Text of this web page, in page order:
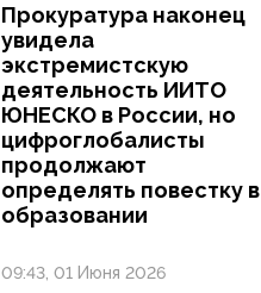
Прокуратура наконец
увидела
экстремистскую
деятельность ИИТО
ЮНЕСКО в России, но
цифроглобалисты
продолжают
определять повестку в
образовании
09:43, 01 Июня 2026